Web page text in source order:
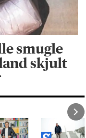
smugle
skjult